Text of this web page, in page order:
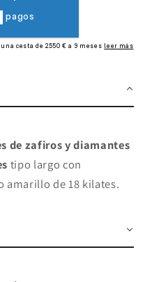
de zafiros y diamantes
tipo largo con
amarillo de 18 kilates.